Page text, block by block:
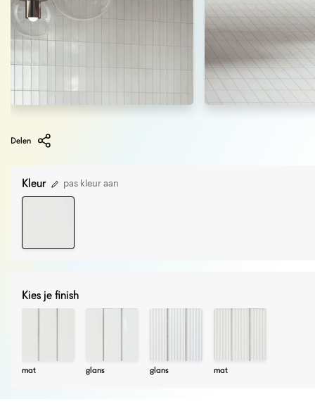
Delen
Kleur pas kleur aan
Kies je finish
mat glans glans mat